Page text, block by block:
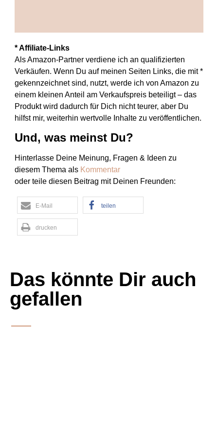
* Affiliate-Links
Als Amazon-Partner verdiene ich an qualifizierten
Verkäufen. Wenn Du auf meinen Seiten Links, die mit *
gekennzeichnet sind, nutzt, werde ich von Amazon zu
einem kleinen Anteil am Verkaufspreis beteiligt – das
Produkt wird dadurch für Dich nicht teurer, aber Du
hilfst mir, weiterhin wertvolle Inhalte zu veröffentlichen.
Und, was meinst Du?
Hinterlasse Deine Meinung, Fragen & Ideen zu
diesem Thema als Kommentar
oder teile diesen Beitrag mit Deinen Freunden:
E-Mail teilen
drucken
Das könnte Dir auch
gefallen